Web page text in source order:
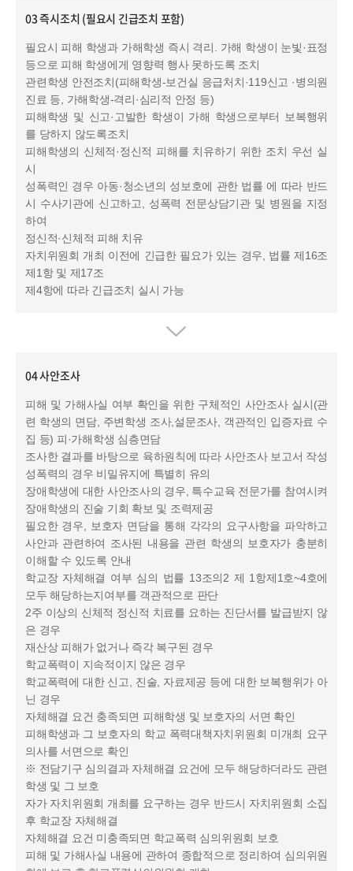
03 즉시조치 (필요시 긴급조치 포함)
필요시 피해 학생과 가해학생 즉시 격리. 가해 학생이 눈빛·표정
등으로 피해 학생에게 영향력 행사 못하도록 조치
관련학생 안전조치(피해학생-보건실 응급처치·119신고 ·병의원
진료 등, 가해학생-격리·심리적 안정 등)
피해학생 및 신고·고발한 학생이 가해 학생으로부터 보복행위
를 당하지 않도록조치
피해학생의 신체적·정신적 피해를 치유하기 위한 조치 우선 실
시
성폭력인 경우 아동·청소년의 성보호에 관한 법률 에 따라 반드
시 수사기관에 신고하고, 성폭력 전문상담기관 및 병원을 지정
하여
정신적·신체적 피해 치유
자치위원회 개최 이전에 긴급한 필요가 있는 경우, 법률 제16조
제1항 및 제17조
제4항에 따라 긴급조치 실시 가능
04 사안조사
피해 및 가해사실 여부 확인을 위한 구체적인 사안조사 실시(관
련 학생의 면담, 주변학생 조사,설문조사, 객관적인 입증자료 수
집 등) 피·가해학생 심층면담
조사한 결과를 바탕으로 육하원칙에 따라 사안조사 보고서 작성
성폭력의 경우 비밀유지에 특별히 유의
장애학생에 대한 사안조사의 경우, 특수교육 전문가를 참여시켜
장애학생의 진술 기회 확보 및 조력제공
필요한 경우, 보호자 면담을 통해 각각의 요구사항을 파악하고
사안과 관련하여 조사된 내용을 관련 학생의 보호자가 충분히
이해할 수 있도록 안내
학교장 자체해결 여부 심의 법률 13조의2 제 1항제1호~4호에
모두 해당하는지여부를 객관적으로 판단
2주 이상의 신체적 정신적 치료를 요하는 진단서를 발급받지 않
은 경우
재산상 피해가 없거나 즉각 복구된 경우
학교폭력이 지속적이지 않은 경우
학교폭력에 대한 신고, 진술, 자료제공 등에 대한 보복행위가 아
닌 경우
자체해결 요건 충족되면 피해학생 및 보호자의 서면 확인
피해학생과 그 보호자의 학교 폭력대책자치위원회 미개최 요구
의사를 서면으로 확인
※ 전담기구 심의결과 자체해결 요건에 모두 해당하더라도 관련
학생 및 그 보호
자가 자치위원회 개최를 요구하는 경우 반드시 자치위원회 소집
후 학교장 자체해결
자체해결 요건 미충족되면 학교폭력 심의위원회 보호
피해 및 가해사실 내용에 관하여 종합적으로 정리하여 심의위원